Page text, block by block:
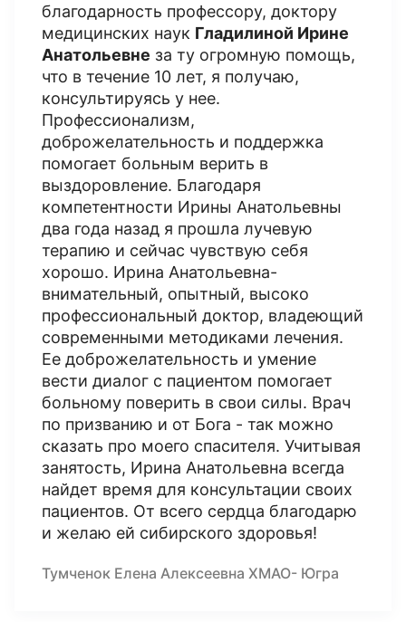
благодарность профессору, доктору
медицинских наук Гладилиной Ирине
Анатольевне за ту огромную помощь,
что в течение 10 лет, я получаю,
консультируясь у нее.
Профессионализм,
доброжелательность и поддержка
помогает больным верить в
выздоровление. Благодаря
компетентности Ирины Анатольевны
два года назад я прошла лучевую
терапию и сейчас чувствую себя
хорошо. Ирина Анатольевна-
внимательный, опытный, высоко
профессиональный доктор, владеющий
современными методиками лечения.
Ее доброжелательность и умение
вести диалог с пациентом помогает
больному поверить в свои силы. Врач
по призванию и от Бога - так можно
сказать про моего спасителя. Учитывая
занятость, Ирина Анатольевна всегда
найдет время для консультации своих
пациентов. От всего сердца благодарю
и желаю ей сибирского здоровья!
Тумченок Елена Алексеевна ХМАО- Югра